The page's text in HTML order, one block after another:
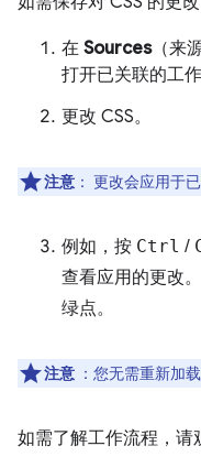
在 Sources（来
打开已关联的工
更改 CSS。
注意 ： 更改会应用于
例如，按 Ctrl /
查看应用的更改。
绿点。
注意 ：您无需重新加
如需了解工作流程，请